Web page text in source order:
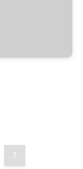
7